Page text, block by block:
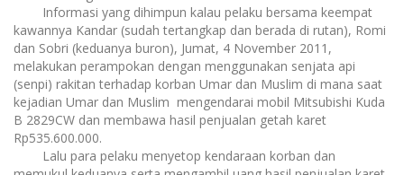
Informasi yang dihimpun kalau pelaku bersama keempat
kawannya Kandar (sudah tertangkap dan berada di rutan), Romi
dan Sobri (keduanya buron), Jumat, 4 November 2011,
melakukan perampokan dengan menggunakan senjata api
(senpi) rakitan terhadap korban Umar dan Muslim di mana saat
kejadian Umar dan Muslim mengendarai mobil Mitsubishi Kuda
B 2829CW dan membawa hasil penjualan getah karet
Rp535.600.000.
Lalu para pelaku menyetop kendaraan korban dan